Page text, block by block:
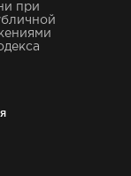
при